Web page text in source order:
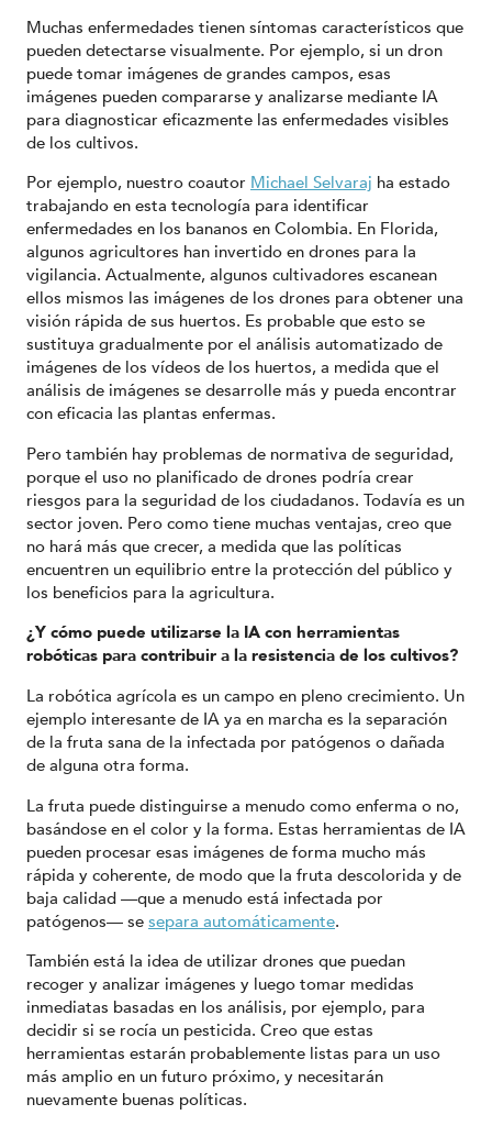
Muchas enfermedades tienen síntomas característicos que
pueden detectarse visualmente. Por ejemplo, si un dron
puede tomar imágenes de grandes campos, esas
imágenes pueden compararse y analizarse mediante IA
para diagnosticar eficazmente las enfermedades visibles
de los cultivos.
Por ejemplo, nuestro coautor Michael Selvaraj ha estado
trabajando en esta tecnología para identificar
enfermedades en los bananos en Colombia. En Florida,
algunos agricultores han invertido en drones para la
vigilancia. Actualmente, algunos cultivadores escanean
ellos mismos las imágenes de los drones para obtener una
visión rápida de sus huertos. Es probable que esto se
sustituya gradualmente por el análisis automatizado de
imágenes de los vídeos de los huertos, a medida que el
análisis de imágenes se desarrolle más y pueda encontrar
con eficacia las plantas enfermas.
Pero también hay problemas de normativa de seguridad,
porque el uso no planificado de drones podría crear
riesgos para la seguridad de los ciudadanos. Todavía es un
sector joven. Pero como tiene muchas ventajas, creo que
no hará más que crecer, a medida que las políticas
encuentren un equilibrio entre la protección del público y
los beneficios para la agricultura.
¿Y cómo puede utilizarse la IA con herramientas
robóticas para contribuir a la resistencia de los cultivos?
La robótica agrícola es un campo en pleno crecimiento. Un
ejemplo interesante de IA ya en marcha es la separación
de la fruta sana de la infectada por patógenos o dañada
de alguna otra forma.
La fruta puede distinguirse a menudo como enferma o no,
basándose en el color y la forma. Estas herramientas de IA
pueden procesar esas imágenes de forma mucho más
rápida y coherente, de modo que la fruta descolorida y de
baja calidad —que a menudo está infectada por
patógenos— se separa automáticamente.
También está la idea de utilizar drones que puedan
recoger y analizar imágenes y luego tomar medidas
inmediatas basadas en los análisis, por ejemplo, para
decidir si se rocía un pesticida. Creo que estas
herramientas estarán probablemente listas para un uso
más amplio en un futuro próximo, y necesitarán
nuevamente buenas políticas.